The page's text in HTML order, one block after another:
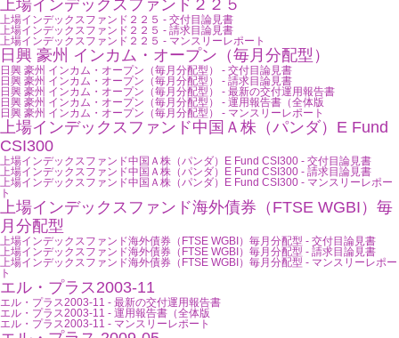
上場インデックスファンド２２５
上場インデックスファンド２２５ - 交付目論見書
上場インデックスファンド２２５ - 請求目論見書
上場インデックスファンド２２５ - マンスリーレポート
日興 豪州 インカム・オープン（毎月分配型）
日興 豪州 インカム・オープン（毎月分配型） - 交付目論見書
日興 豪州 インカム・オープン（毎月分配型） - 請求目論見書
日興 豪州 インカム・オープン（毎月分配型） - 最新の交付運用報告書
日興 豪州 インカム・オープン（毎月分配型） - 運用報告書（全体版
日興 豪州 インカム・オープン（毎月分配型） - マンスリーレポート
上場インデックスファンド中国Ａ株（パンダ）E Fund
CSI300
上場インデックスファンド中国Ａ株（パンダ）E Fund CSI300 - 交付目論見書
上場インデックスファンド中国Ａ株（パンダ）E Fund CSI300 - 請求目論見書
上場インデックスファンド中国Ａ株（パンダ）E Fund CSI300 - マンスリーレポー
ト
上場インデックスファンド海外債券（FTSE WGBI）毎
月分配型
上場インデックスファンド海外債券（FTSE WGBI）毎月分配型 - 交付目論見書
上場インデックスファンド海外債券（FTSE WGBI）毎月分配型 - 請求目論見書
上場インデックスファンド海外債券（FTSE WGBI）毎月分配型 - マンスリーレポー
ト
エル・プラス2003-11
エル・プラス2003-11 - 最新の交付運用報告書
エル・プラス2003-11 - 運用報告書（全体版
エル・プラス2003-11 - マンスリーレポート